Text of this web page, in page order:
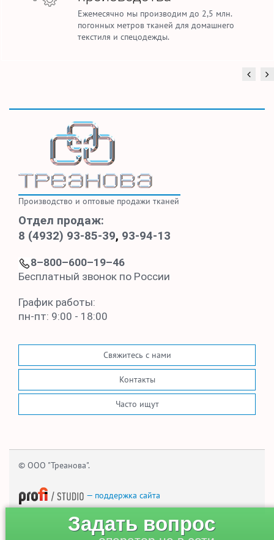
Ежемесячно мы производим до 2,5 млн.
погонных метров тканей для домашнего
текстиля и спецодежды.
Производство и оптовые продажи тканей
Отдел продаж:
8 (4932) 93-85-39, 93-94-13
8–800–600–19–46
Бесплатный звонок по России
График работы:
пн-пт: 9:00 - 18:00
Свяжитесь с нами
Контакты
Часто ищут
© ООО "Треанова".
— поддержка сайта
Задать вопрос